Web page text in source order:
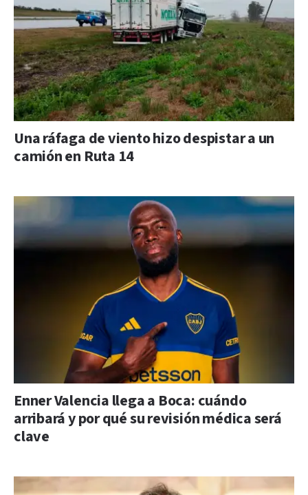
Una ráfaga de viento hizo despistar a un
camión en Ruta 14
Enner Valencia llega a Boca: cuándo
arribará y por qué su revisión médica será
clave